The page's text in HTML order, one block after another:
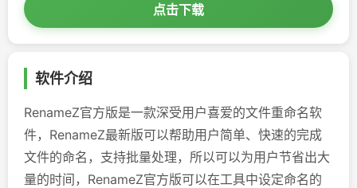
点击下载
软件介绍
RenameZ官方版是一款深受用户喜爱的文件重命名软
件，RenameZ最新版可以帮助用户简单、快速的完成
文件的命名，支持批量处理，所以可以为用户节省出大
量的时间，RenameZ官方版可以在工具中设定命名的